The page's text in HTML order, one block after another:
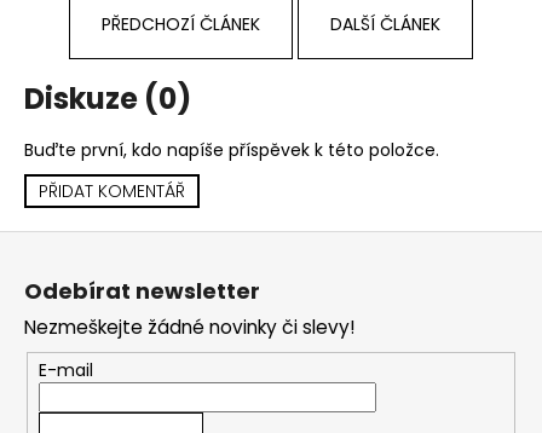
PŘEDCHOZÍ ČLÁNEK DALŠÍ ČLÁNEK
Diskuze (0)
Buďte první, kdo napíše příspěvek k této položce.
PŘIDAT KOMENTÁŘ
Z
Odebírat newsletter
Nezmeškejte žádné novinky či slevy!
E-mail